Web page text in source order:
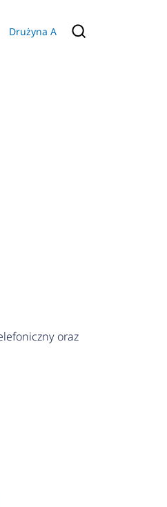
Drużyna A
oraz